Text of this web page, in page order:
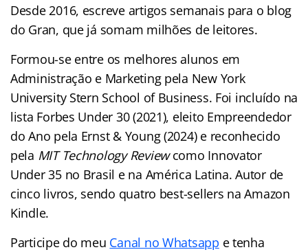
Desde 2016, escreve artigos semanais para o blog
do Gran, que já somam milhões de leitores.
Formou-se entre os melhores alunos em
Administração e Marketing pela New York
University Stern School of Business. Foi incluído na
lista Forbes Under 30 (2021), eleito Empreendedor
do Ano pela Ernst & Young (2024) e reconhecido
pela MIT Technology Reviewcomo Innovator
Under 35 no Brasil e na América Latina. Autor de
cinco livros, sendo quatro best-sellers na Amazon
Kindle.
Participe do meu Canal no Whatsapp e tenha